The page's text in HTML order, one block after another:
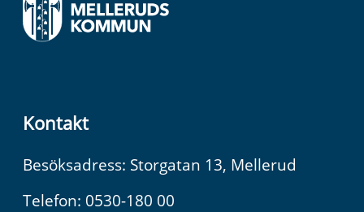
Kontakt
Besöksadress: Storgatan 13, Mellerud
Telefon: 0530-180 00